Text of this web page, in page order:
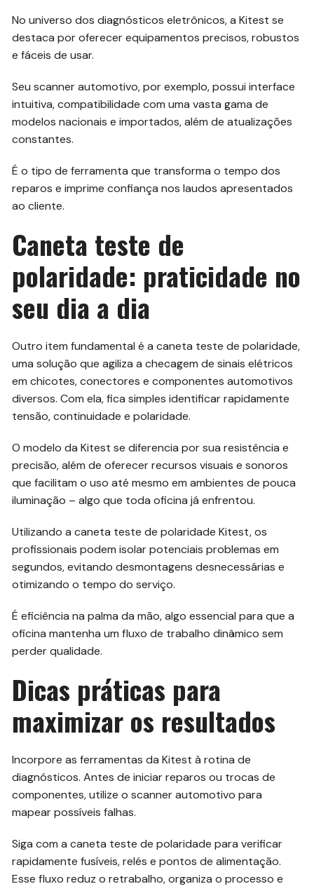
No universo dos diagnósticos eletrônicos, a Kitest se
destaca por oferecer equipamentos precisos, robustos
e fáceis de usar.
Seu scanner automotivo, por exemplo, possui interface
intuitiva, compatibilidade com uma vasta gama de
modelos nacionais e importados, além de atualizações
constantes.
É o tipo de ferramenta que transforma o tempo dos
reparos e imprime confiança nos laudos apresentados
ao cliente.
Caneta teste de
polaridade: praticidade no
seu dia a dia
Outro item fundamental é a caneta teste de polaridade,
uma solução que agiliza a checagem de sinais elétricos
em chicotes, conectores e componentes automotivos
diversos. Com ela, fica simples identificar rapidamente
tensão, continuidade e polaridade.
O modelo da Kitest se diferencia por sua resistência e
precisão, além de oferecer recursos visuais e sonoros
que facilitam o uso até mesmo em ambientes de pouca
iluminação – algo que toda oficina já enfrentou.
Utilizando a caneta teste de polaridade Kitest, os
profissionais podem isolar potenciais problemas em
segundos, evitando desmontagens desnecessárias e
otimizando o tempo do serviço.
É eficiência na palma da mão, algo essencial para que a
oficina mantenha um fluxo de trabalho dinâmico sem
perder qualidade.
Dicas práticas para
maximizar os resultados
Incorpore as ferramentas da Kitest à rotina de
diagnósticos. Antes de iniciar reparos ou trocas de
componentes, utilize o scanner automotivo para
mapear possíveis falhas.
Siga com a caneta teste de polaridade para verificar
rapidamente fusíveis, relés e pontos de alimentação.
Esse fluxo reduz o retrabalho, organiza o processo e